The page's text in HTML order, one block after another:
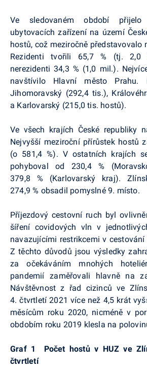
Ve sledovaném období přijelo
ubytovacích zařízení na území
hostů, což meziročně představovalo
Rezidenti tvořili 65,7 % (tj. 2,0
nerezidenti 34,3 % (1,0 mil.).
navštívilo Hlavní město Prahu.
Jihomoravský (292,4 tis.),
a Karlovarský (215,0 tis. hostů).
Ve všech krajích České republiky
Nejvyšší meziroční přírůstek hostů
(o 581,4 %). V ostatních krajích
pohyboval od 230,4 %
379,8 % (Karlovarský kraj).
274,9 % obsadil pomyslné 9. místo.
Příjezdový cestovní ruch byl
šíření covidových vln v
navazujícími restrikcemi v
Z těchto důvodů jsou výsledky
za očekáváním mnohých
pandemií zaměřovali hlavně na
Návštěvnost z řad cizinců ve
4. čtvrtletí 2021 více než 4,5 krát
měsícům roku 2020, nicméně v
obdobím roku 2019 klesla na
Graf 1 Počet hostů v HUZ ve
čtvrtletí